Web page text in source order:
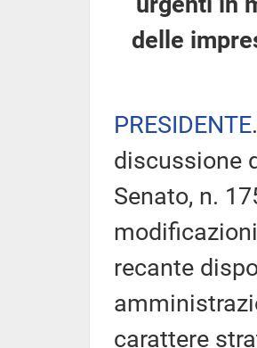
delle
PRESIDENTE
discussione
Senato, n.
recante
carattere